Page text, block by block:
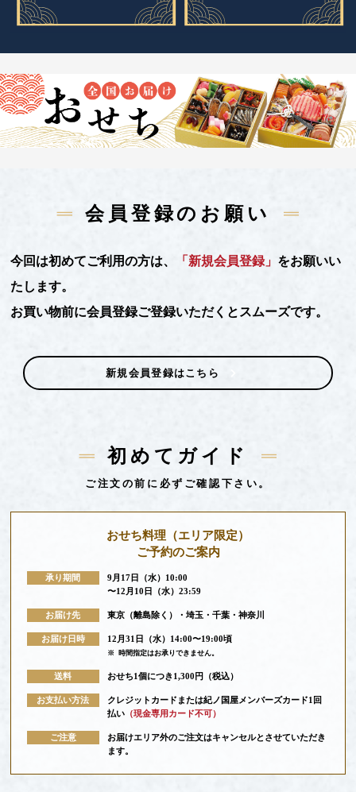
会員登録のお願い
今回は初めてご利用の方は、 「新規会員登録」 をお願いい
たします。
お買い物前に会員登録ご登録いただくとスムーズです。
新規会員登録はこちら
初めてガイド
ご注文の前に必ずご確認下さい。
おせち料理 （エリア限定）
ご予約のご案内
承り期間
9月17日（水）10:00
〜12月10日（水）23:59
お届け先 東京（離島除く）・埼玉・千葉・神奈川
お届け日時 12月31日（水）14:00〜19:00頃
※ 時間指定はお承りできません。
送料 おせち1個につき1,300円（税込）
お支払い方法
クレジットカードまたは紀ノ国屋メンバーズカード1回
払い（現金専用カード不可）
ご注意
お届けエリア外のご注文はキャンセルとさせていただき
ます。